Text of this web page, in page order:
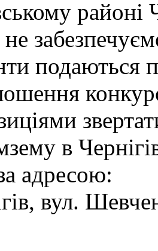
районі
подаються
в
адресою:
вул.